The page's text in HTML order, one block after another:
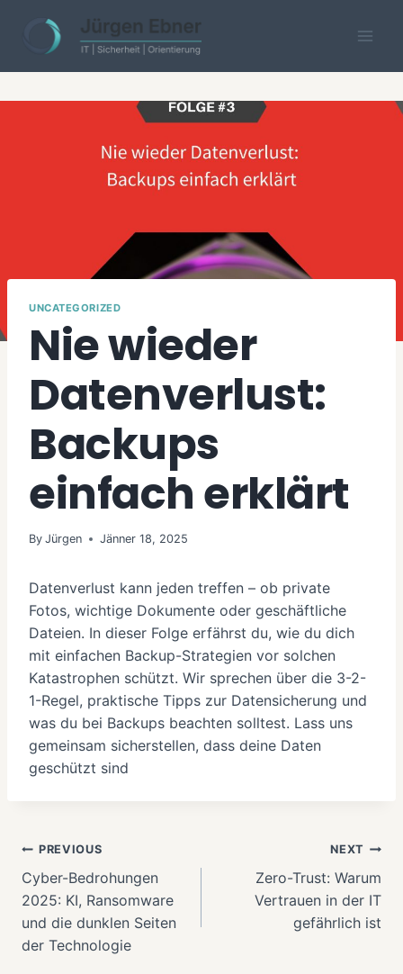
content
UNCATEGORIZED
Nie wieder
Datenverlust:
Backups
einfach erklärt
By Jürgen Jänner 18, 2025
Datenverlust kann jeden treffen – ob private
Fotos, wichtige Dokumente oder geschäftliche
Dateien. In dieser Folge erfährst du, wie du dich
mit einfachen Backup-Strategien vor solchen
Katastrophen schützt. Wir sprechen über die 3-2-
1-Regel, praktische Tipps zur Datensicherung und
was du bei Backups beachten solltest. Lass uns
gemeinsam sicherstellen, dass deine Daten
geschützt sind
Beitragsnavigation
PREVIOUS
Cyber-Bedrohungen
2025: KI, Ransomware
und die dunklen Seiten
der Technologie
NEXT
Zero-Trust: Warum
Vertrauen in der IT
gefährlich ist